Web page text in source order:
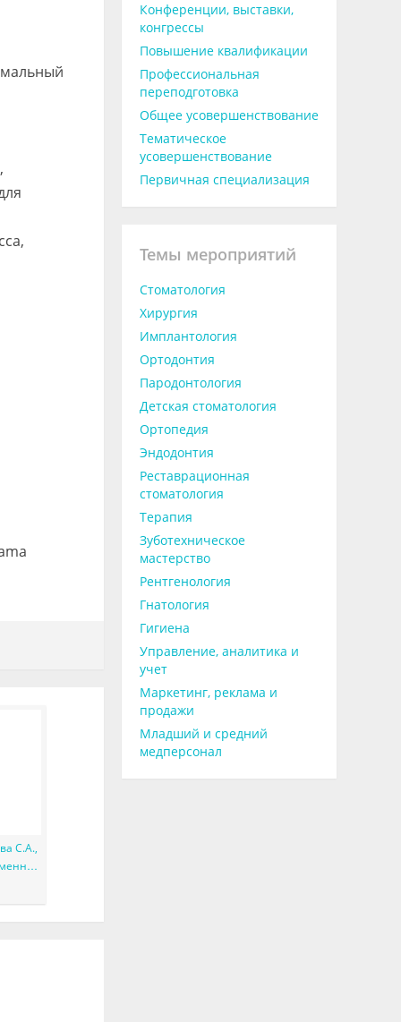
С.А.,
Конференции, выставки,
конгрессы
Повышение квалификации
Профессиональная
переподготовка
Общее усовершенствование
Тематическое
усовершенствование
Первичная специализация
Темы мероприятий
Стоматология
Хирургия
Имплантология
Ортодонтия
Пародонтология
Детская стоматология
Ортопедия
Эндодонтия
Реставрационная
стоматология
Терапия
Зуботехническое
мастерство
Рентгенология
Гнатология
Гигиена
Управление, аналитика и
учет
Маркетинг, реклама и
продажи
Младший и средний
медперсонал